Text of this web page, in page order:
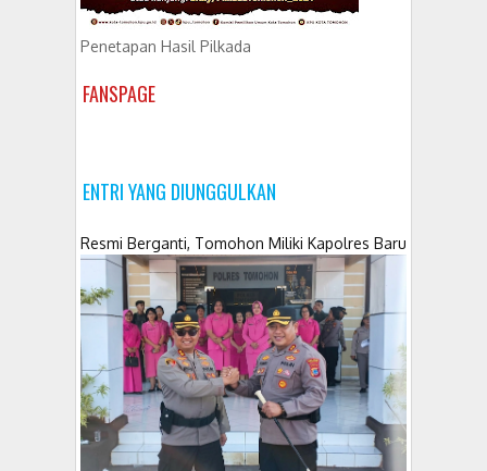
Penetapan Hasil Pilkada
FANSPAGE
ENTRI YANG DIUNGGULKAN
Resmi Berganti, Tomohon Miliki Kapolres Baru